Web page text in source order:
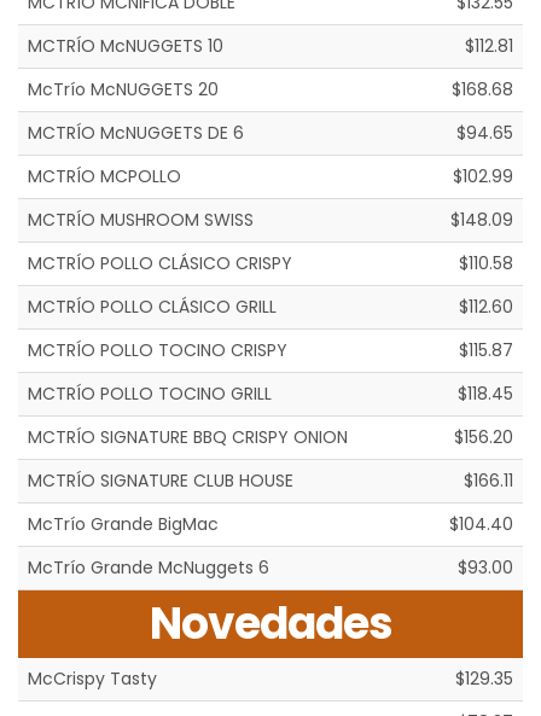
MCTRÍO McNUGGETS 10
$112.81
McTrío McNUGGETS 20
$168.68
MCTRÍO McNUGGETS DE 6
$94.65
MCTRÍO MCPOLLO
$102.99
MCTRÍO MUSHROOM SWISS
$148.09
MCTRÍO POLLO CLÁSICO CRISPY
$110.58
MCTRÍO POLLO CLÁSICO GRILL
$112.60
MCTRÍO POLLO TOCINO CRISPY
$115.87
MCTRÍO POLLO TOCINO GRILL
$118.45
MCTRÍO SIGNATURE BBQ CRISPY ONION
$156.20
MCTRÍO SIGNATURE CLUB HOUSE
$166.11
McTrío Grande BigMac
$104.40
McTrío Grande McNuggets 6
$93.00
Novedades
McCrispy Tasty
$129.35